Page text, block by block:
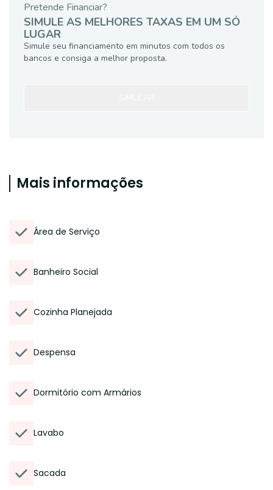
Pretende Financiar?
SIMULE AS MELHORES TAXAS EM UM SÓ
LUGAR
Simule seu financiamento em minutos com todos os
bancos e consiga a melhor proposta.
Mais informações
Área de Serviço
Banheiro Social
Cozinha Planejada
Despensa
Dormitório com Armários
Lavabo
Sacada